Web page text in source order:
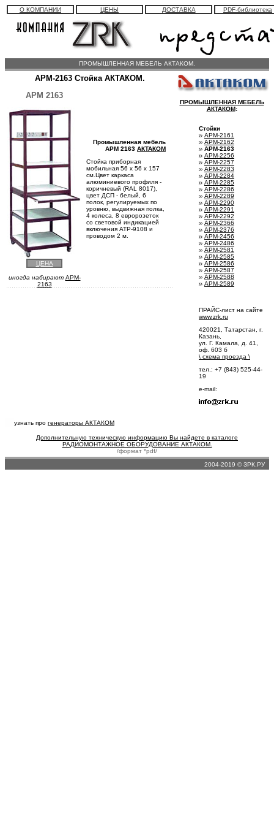
О КОМПАНИИ ЦЕНЫ ДОСТАВКА PDF-библиотека
ПРОМЫШЛЕННАЯ МЕБЕЛЬ АКТАКОМ.
АРМ-2163 Стойка АКТАКОМ.
АРМ 2163
Промышленная мебель
АРМ 2163 АКТАКОМ
Стойка приборная
мобильная 56 х 56 х 157
см.Цвет каркаса
алюминиевого профиля -
коричневый (RAL 8017),
цвет ДСП - белый, 6
полок, регулируемых по
уровню, выдвижная полка,
4 колеса, 8 евророзеток
со световой индикацией
включения АТР-9108 и
проводом 2 м.
ЦЕНА
иногда набирают APM-
2163
ПРОМЫШЛЕННАЯ МЕБЕЛЬ
АКТАКОМ:
Стойки
АРМ-2161
АРМ-2162
АРМ-2163
АРМ-2256
АРМ-2257
АРМ-2283
АРМ-2284
АРМ-2285
АРМ-2286
АРМ-2289
АРМ-2290
АРМ-2291
АРМ-2292
АРМ-2366
АРМ-2376
АРМ-2456
АРМ-2486
АРМ-2581
АРМ-2585
АРМ-2586
АРМ-2587
АРМ-2588
АРМ-2589
ПРАЙС-лист на сайте
www.zrk.ru
420021, Татарстан, г.
Казань,
ул. Г. Камала, д. 41,
оф. 603 б
\ схема проезда \
тел.: +7 (843) 525-44-
19
e-mail:
узнать про генераторы АКТАКОМ
Дополнительную техническую информацию Вы найдете в каталоге
РАДИОМОНТАЖНОЕ ОБОРУДОВАНИЕ АКТАКОМ.
/формат *pdf/
2004-2019 © ЗРК.РУ